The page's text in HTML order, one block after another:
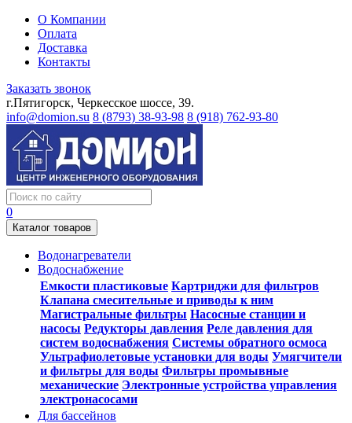
О Компании
Оплата
Доставка
Контакты
Заказать звонок
г.Пятигорск, Черкесское шоссе, 39.
info@domion.su 8 (8793) 38-93-98 8 (918) 762-93-80
0
Каталог товаров
Водонагреватели
Водоснабжение
Емкости пластиковые Картриджи для фильтров
Клапана смесительные и приводы к ним
Магистральные фильтры Насосные станции и
насосы Редукторы давления Реле давления для
систем водоснабжения Системы обратного осмоса
Ультрафиолетовые установки для воды Умягчители
и фильтры для воды Фильтры промывные
механические Электронные устройства управления
электронасосами
Для бассейнов